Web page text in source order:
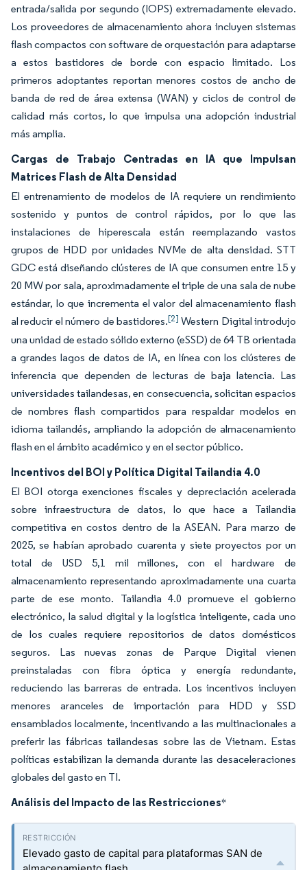
entrada/salida por segundo (IOPS) extremadamente elevado.
Los proveedores de almacenamiento ahora incluyen sistemas
flash compactos con software de orquestación para adaptarse
a estos bastidores de borde con espacio limitado. Los
primeros adoptantes reportan menores costos de ancho de
banda de red de área extensa (WAN) y ciclos de control de
calidad más cortos, lo que impulsa una adopción industrial
más amplia.
Cargas de Trabajo Centradas en IA que Impulsan
Matrices Flash de Alta Densidad
El entrenamiento de modelos de IA requiere un rendimiento
sostenido y puntos de control rápidos, por lo que las
instalaciones de hiperescala están reemplazando vastos
grupos de HDD por unidades NVMe de alta densidad. STT
GDC está diseñando clústeres de IA que consumen entre 15 y
20 MW por sala, aproximadamente el triple de una sala de nube
estándar, lo que incrementa el valor del almacenamiento flash
al reducir el número de bastidores.[2] Western Digital introdujo
una unidad de estado sólido externo (eSSD) de 64 TB orientada
a grandes lagos de datos de IA, en línea con los clústeres de
inferencia que dependen de lecturas de baja latencia. Las
universidades tailandesas, en consecuencia, solicitan espacios
de nombres flash compartidos para respaldar modelos en
idioma tailandés, ampliando la adopción de almacenamiento
flash en el ámbito académico y en el sector público.
Incentivos del BOI y Política Digital Tailandia 4.0
El BOI otorga exenciones fiscales y depreciación acelerada
sobre infraestructura de datos, lo que hace a Tailandia
competitiva en costos dentro de la ASEAN. Para marzo de
2025, se habían aprobado cuarenta y siete proyectos por un
total de USD 5,1 mil millones, con el hardware de
almacenamiento representando aproximadamente una cuarta
parte de ese monto. Tailandia 4.0 promueve el gobierno
electrónico, la salud digital y la logística inteligente, cada uno
de los cuales requiere repositorios de datos domésticos
seguros. Las nuevas zonas de Parque Digital vienen
preinstaladas con fibra óptica y energía redundante,
reduciendo las barreras de entrada. Los incentivos incluyen
menores aranceles de importación para HDD y SSD
ensamblados localmente, incentivando a las multinacionales a
preferir las fábricas tailandesas sobre las de Vietnam. Estas
políticas estabilizan la demanda durante las desaceleraciones
globales del gasto en TI.
Análisis del Impacto de las Restricciones*
Elevado gasto de capital para plataformas SAN de